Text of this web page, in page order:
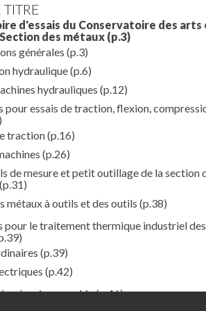
TITRE
d'essais du Conservatoire des arts
des métaux (p.3)
générales (p.3)
hydraulique(p.6)
hydrauliques (p.12)
pour essais de traction, flexion,
traction(p.16)
(p.26)
de mesure et petit outillage de la section
(p.31)
métaux à outils et des outils (p.38)
pour le traitement thermique industriel des
(p.39)
(p.42)
de micrographie(p.46)